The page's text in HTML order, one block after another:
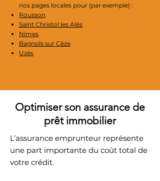
nos pages locales pour (par exemple) :
Rousson
Saint Christol les Alès
Nîmes
Bagnols sur Cèze
Uzès
Optimiser son assurance de
prêt immobilier
L’assurance emprunteur représente
une part importante du coût total de
votre crédit.